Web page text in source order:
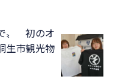
〟 初のオ
生市観光物